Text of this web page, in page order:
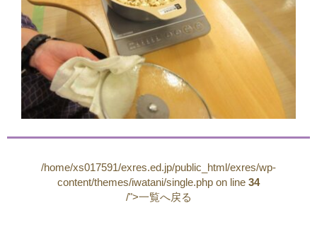
/home/xs017591/exres.ed.jp/public_html/exres/wp-
content/themes/iwatani/single.php on line 34
/">一覧へ戻る